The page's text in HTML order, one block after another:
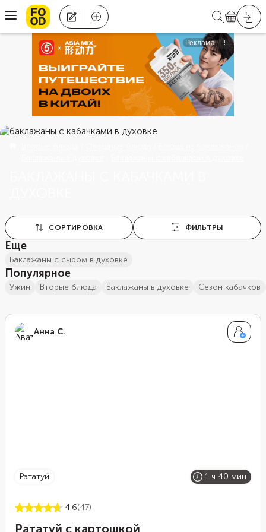
СОРТИРОВКА ФИЛЬТРЫ
Еще
баклажаны с сыром в духовке
Популярное
ужин вторые блюда баклажаны в духовке сезон кабачков
Анна С.
рататуй 1 ч 40 мин
4.6(47)
Рататуй с картошкой